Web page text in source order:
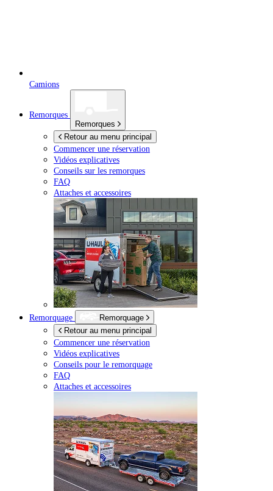
Camions
Remorques
Remorques
Retour au menu principal
Commencer une réservation
Vidéos explicatives
Conseils sur les remorques
FAQ
Attaches et accessoires
Remorquage
Remorquage
Retour au menu principal
Commencer une réservation
Vidéos explicatives
Conseils pour le remorquage
FAQ
Attaches et accessoires